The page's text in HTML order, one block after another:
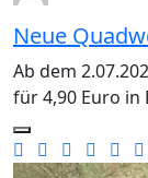
Neue
Ab dem
für 4,90 Euro